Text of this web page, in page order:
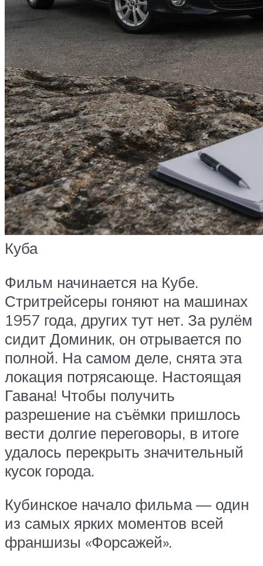
Куба
Фильм начинается на Кубе.
Стритрейсеры гоняют на машинах
1957 года, других тут нет. За рулём
сидит Доминик, он отрывается по
полной. На самом деле, снята эта
локация потрясающе. Настоящая
Гавана! Чтобы получить
разрешение на съёмки пришлось
вести долгие переговоры, в итоге
удалось перекрыть значительный
кусок города.
Кубинское начало фильма — один
из самых ярких моментов всей
франшизы «Форсажей».